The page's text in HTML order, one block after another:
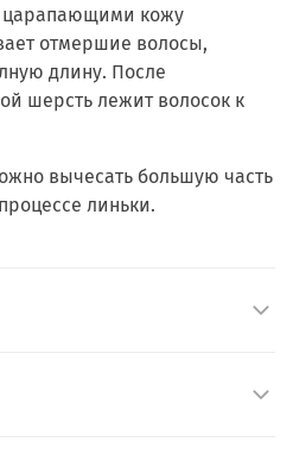
царапающими кожу
отмершие волосы,
длину. После
шерсть лежит волосок к
вычесать большую часть
линьки.